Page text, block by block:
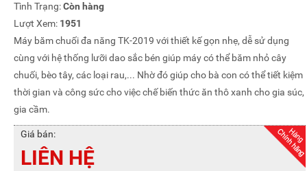
Tình Trạng:Còn hàng
Lượt Xem: 1951
Máy băm chuối đa năng TK-2019 với thiết kế gọn nhẹ, dễ sử dụng
cùng với hệ thống lưỡi dao sắc bén giúp máy có thể băm nhỏ cây
chuối, bèo tây, các loại rau,... Nhờ đó giúp cho bà con có thể tiết kiệm
thời gian và công sức cho việc chế biến thức ăn thô xanh cho gia súc,
gia cầm.
Giá bán:
LIÊN HỆ